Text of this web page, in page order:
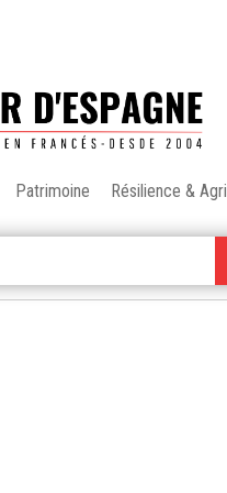
Patrimoine Résilience & Agri